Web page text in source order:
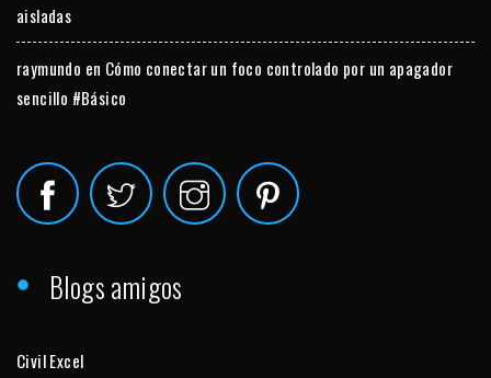
aisladas
raymundo en Cómo conectar un foco controlado por un apagador
sencillo #Básico
Blogs amigos
Civil Excel